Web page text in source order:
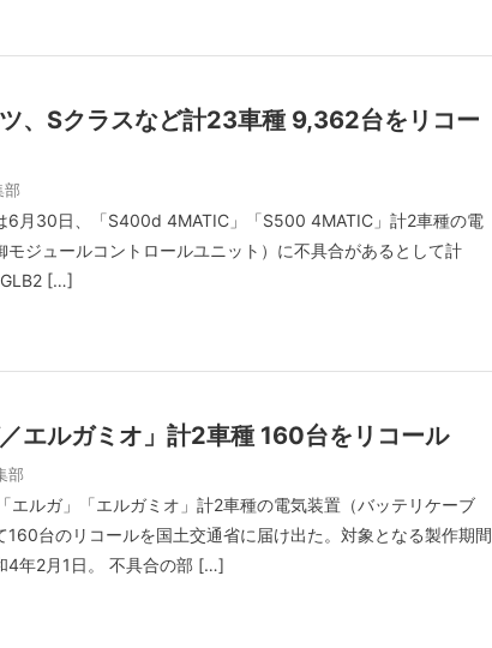
、Sクラスなど計23車種 9,362台をリコー
部
6月30日、「S400d 4MATIC」「S500 4MATIC」計2車種の電
モジュールコントロールユニット）に不具合があるとして計
[…]
エルガミオ」計2車種 160台をリコール
部
エルガ」「エルガミオ」計2車種の電気装置（バッテリケーブ
160台のリコールを国土交通省に届け出た。対象となる製作期間
4年2月1日。 不具合の部 […]